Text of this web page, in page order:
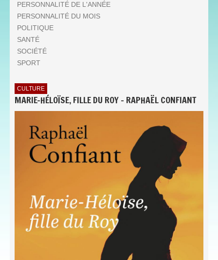
PERSONNALITÉ DE L'ANNÉE
PERSONNALITÉ DU MOIS
POLITIQUE
SANTÉ
SOCIÉTÉ
SPORT
CULTURE
MARIE-HÉLOÏSE, FILLE DU ROY - RAPHAËL CONFIANT